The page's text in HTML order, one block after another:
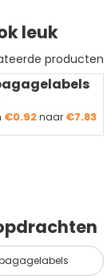
leuk
producten
Redden50 %
€0.92naar €7.83